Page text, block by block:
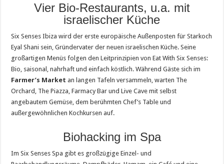
Vier Bio-Restaurants, u.a. mit
israelischer Küche
Six Senses Ibiza wird der erste europäische Außenposten für Starkoch
Eyal Shani sein, Gründervater der neuen israelischen Küche. Seine
großartigen Menüs folgen den Leitprinzipien von Eat With Six Senses:
Bio, saisonal, nahrhaft und einfach köstlich. Während Gäste sich im
Farmer’s Market an langen Tafeln versammeln, warten The
Orchard, The Piazza, Farmacy Bar und Live Cave mit selbst
angebautem Gemüse, dem berühmten Chef’s Table und
außergewöhnlichen Kochkursen auf.
Biohacking im Spa
Im Six Senses Spa gibt es großzügige Einzel- und